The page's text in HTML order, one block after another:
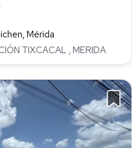
Mérida
TIXCACAL , MERIDA